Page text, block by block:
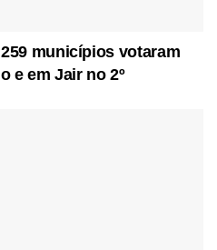
municípios votaram
e em Jair no 2º